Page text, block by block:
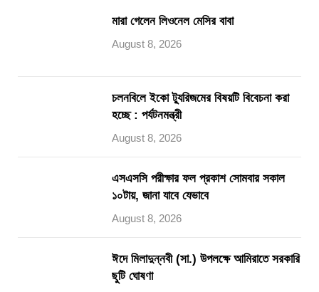
মারা গেলেন লিওনেল মেসির বাবা
August 8, 2026
চলনবিলে ইকো ট্যুরিজমের বিষয়টি বিবেচনা করা
হচ্ছে : পর্যটনমন্ত্রী
August 8, 2026
এসএসসি পরীক্ষার ফল প্রকাশ সোমবার সকাল
১০টায়, জানা যাবে যেভাবে
August 8, 2026
ঈদে মিলাদুন্নবী (সা.) উপলক্ষে আমিরাতে সরকারি
ছুটি ঘোষণা